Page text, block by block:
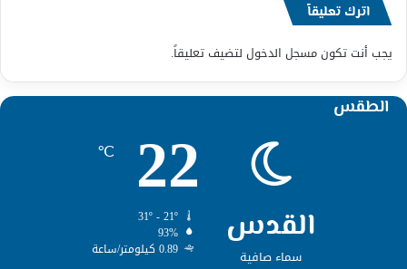
اترك تعليقاً
يجب أنت تكونمسجل الدخول لتضيف تعليقاً.
الطقس
القدس
سماء صافية
22
℃
93%
0.89 كيلومتر/ساعة